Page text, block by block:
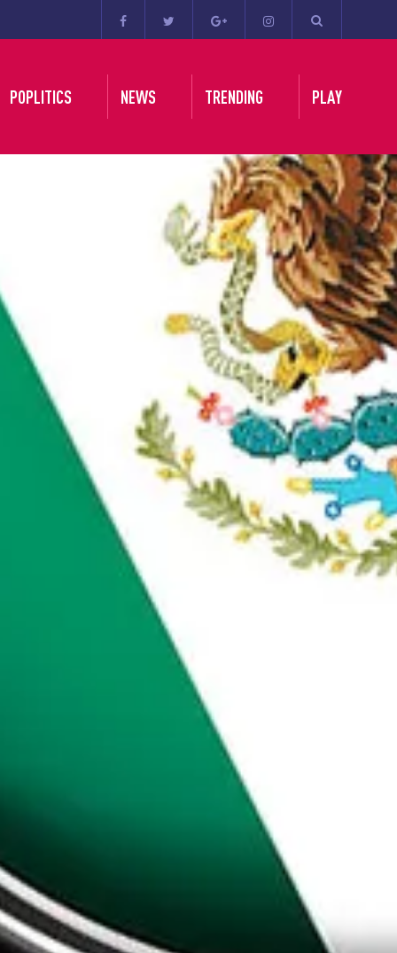
POPLITICS NEWS TRENDING PLAY